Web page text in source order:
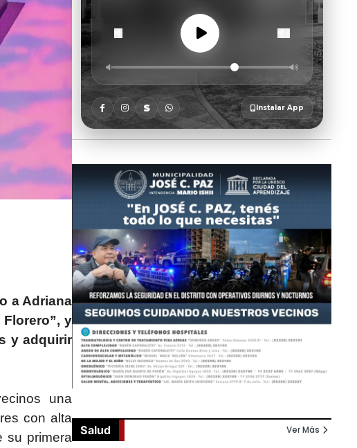
a Adriana
y
y adquirir
una
con alta
su primera
Salud Ver Más